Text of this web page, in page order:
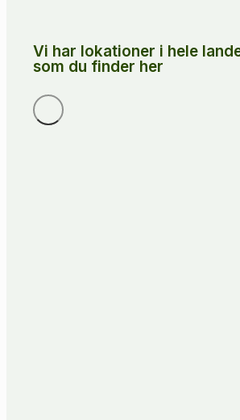
Vi har lokationer i hele
som du finder her